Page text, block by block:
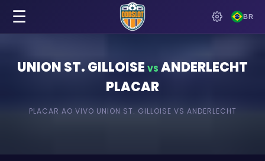
BR
☰
UNION ST. GILLOISE VS ANDERLECHT
PLACAR
PLACAR AO VIVO UNION ST. GILLOISE VS ANDERLECHT